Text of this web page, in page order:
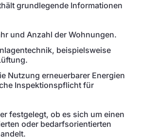
grundlegende Informationen
und Anzahl der Wohnungen.
beispielsweise
Nutzung erneuerbarer Energien
Inspektionspflicht für
festgelegt, ob es sich um einen
oder bedarfsorientierten